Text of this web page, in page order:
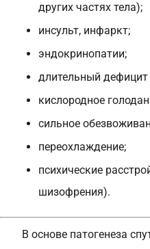
других частях тела);
инсульт, инфаркт;
эндокринопатии;
длительный дефицит
кислородное
сильное
переохлаждение;
психические
шизофрения).
В основе патогенеза